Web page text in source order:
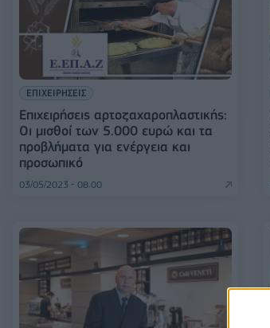
ΕΠΙΧΕΙΡΗΣΕΙΣ
Επιχειρήσεις αρτοζαχαροπλαστικής:
Οι μισθοί των 5.000 ευρώ και τα
προβλήματα για ενέργεια και
προσωπικό
03/05/2023 - 08:00